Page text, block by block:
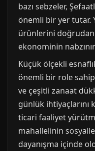
bazı sebzeler,
önemli bir yer tutar.
ürünlerini doğrudan
ekonominin
Küçük ölçekli
önemli bir role
ve çeşitli zanaat
günlük ihtiyaçlarını
ticari faaliyet
mahallelinin
dayanışma içinde